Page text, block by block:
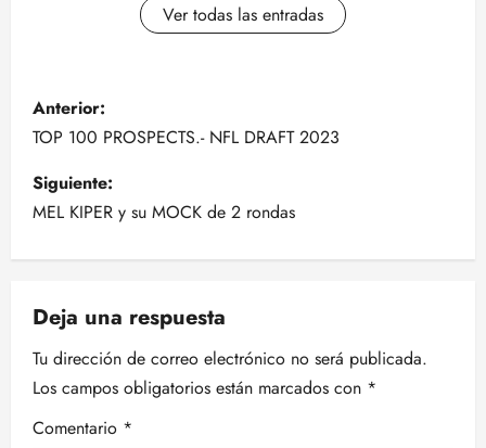
Ver todas las entradas
N
a
v
a
c
i
Anterior:
TOP 100 PROSPECTS.- NFL DRAFT 2023
Siguiente:
MEL KIPER y su MOCK de 2 rondas
Deja una respuesta
Tu dirección de correo electrónico no será publicada.
Los campos obligatorios están marcados con *
Comentario *